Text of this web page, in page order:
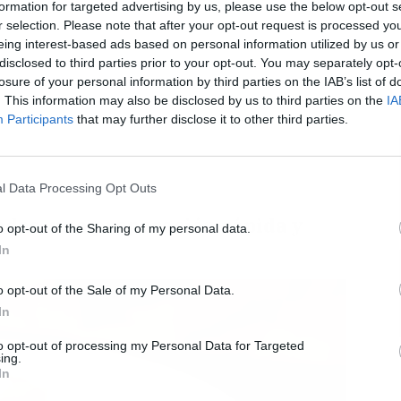
for targeted advertising by us, please use the below opt-out
selection. Please note that after your opt-out request is processed
interest-based ads based on personal information utilized by us
to third parties prior to your opt-out. You may separately
of your personal information by third parties on the IAB’s list of
This information may also be disclosed by us to third parties on the
Participants that may further disclose it to other third parties.
Data Processing Opt Outs
opt-out of the Sharing of my personal data.
opt-out of the Sale of my Personal Data.
opt-out of processing my Personal Data for Targeted
una preparación rápida y